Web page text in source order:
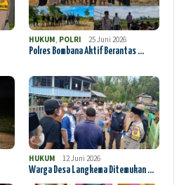
HUKUM, POLRI
25 Juni 2026
Polres Bombana Aktif Berantas …
HUKUM
12 Juni 2026
Warga Desa Langkema Ditemukan …